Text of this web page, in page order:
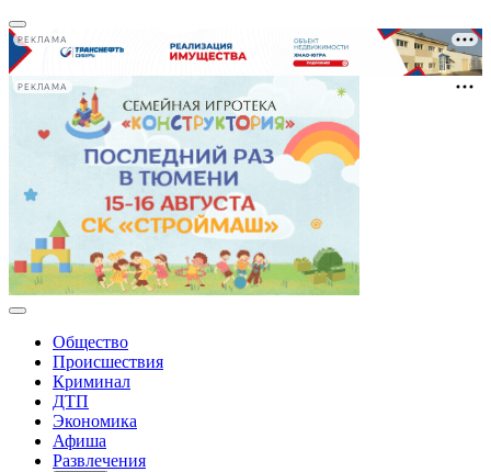
РЕКЛАМА
РЕКЛАМА
Общество
Происшествия
Криминал
ДТП
Экономика
Афиша
Развлечения